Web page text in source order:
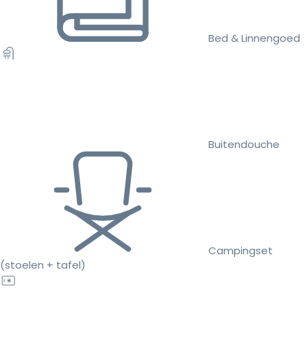
Bed & Linnengoed
Buitendouche
Campingset
(stoelen + tafel)